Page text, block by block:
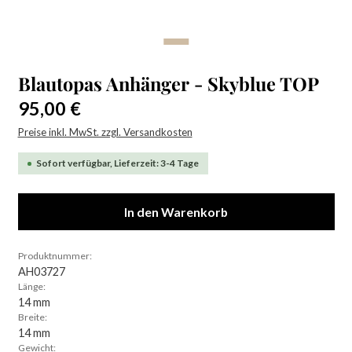
Blautopas Anhänger - Skyblue TOP
Regulärer Preis:
95,00 €
Preise inkl. MwSt. zzgl. Versandkosten
Sofort verfügbar, Lieferzeit: 3-4 Tage
In den Warenkorb
Produktnummer:
AH03727
Länge:
14 mm
Breite:
14 mm
Gewicht: